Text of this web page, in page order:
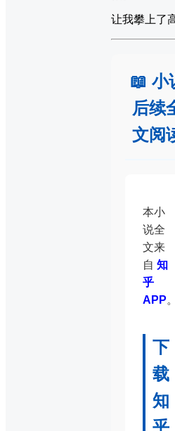
让我攀上了
📖 小
后续
文阅
本小
说全
文来
自 知
乎
APP。
下
载
知
乎